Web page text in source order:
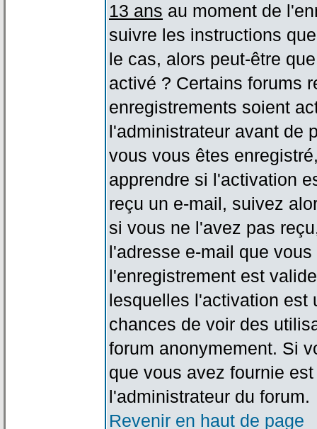
13 ans au moment de
suivre les instructions
le cas, alors peut-être
activé ? Certains forums
enregistrements soient
l'administrateur avant de
vous vous êtes
apprendre si l'activation
reçu un e-mail, suivez
si vous ne l'avez pas
l'adresse e-mail que
l'enregistrement est
lesquelles l'activation est
chances de voir des
forum anonymement. Si
que vous avez fournie
l'administrateur du forum.
Revenir en haut de page